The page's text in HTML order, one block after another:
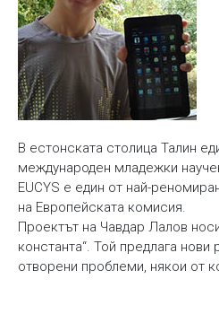
В естонската столица Талин
международен младежки
EUCYS е един от най-
на Европейската комисия.
Проектът на Чавдар Лалов
константа“. Той предлага
отворени проблеми, някои от